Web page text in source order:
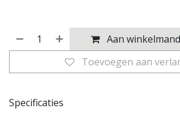
Aan
Toevoegen aan
Specificaties